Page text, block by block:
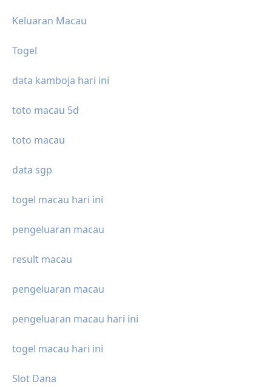
Keluaran Macau
Togel
data kamboja hari ini
toto macau 5d
toto macau
data sgp
togel macau hari ini
pengeluaran macau
result macau
pengeluaran macau
pengeluaran macau hari ini
togel macau hari ini
Slot Dana